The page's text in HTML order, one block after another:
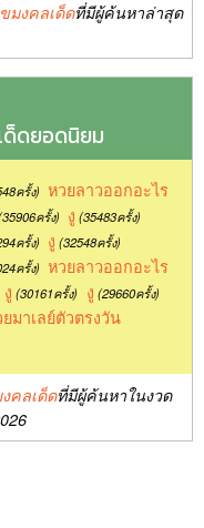
มงคลเด็ดที่มีผู้ค้นหาล่าสุด
ด็ดยอดนิยม
ครั้ง) หวยลาวออกอะไร
ครั้ง) งู (35483ครั้ง)
ครั้ง) งู (32548ครั้ง)
ครั้ง) หวยลาวออกอะไร
งู (30161ครั้ง) งู (29660ครั้ง)
มาเลย์ตัวตรงวัน
คลเด็ดที่มีผู้ค้นหาในงวด